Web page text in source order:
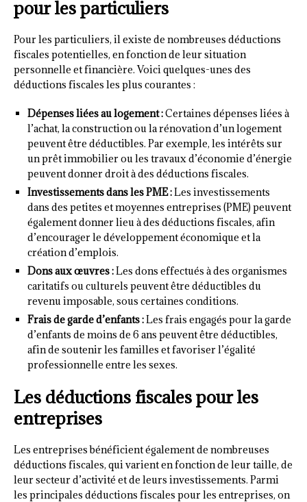
pour les particuliers
Pour les particuliers, il existe de nombreuses déductions
fiscales potentielles, en fonction de leur situation
personnelle et financière. Voici quelques-unes des
déductions fiscales les plus courantes :
Dépenses liées au logement :Certaines dépenses liées à
l’achat, la construction ou la rénovation d’un logement
peuvent être déductibles. Par exemple, les intérêts sur
un prêt immobilier ou les travaux d’économie d’énergie
peuvent donner droit à des déductions fiscales.
Investissements dans les PME :Les investissements
dans des petites et moyennes entreprises (PME) peuvent
également donner lieu à des déductions fiscales, afin
d’encourager le développement économique et la
création d’emplois.
Dons aux œuvres :Les dons effectués à des organismes
caritatifs ou culturels peuvent être déductibles du
revenu imposable, sous certaines conditions.
Frais de garde d’enfants :Les frais engagés pour la garde
d’enfants de moins de 6 ans peuvent être déductibles,
afin de soutenir les familles et favoriser l’égalité
professionnelle entre les sexes.
Les déductions fiscales pour les
entreprises
Les entreprises bénéficient également de nombreuses
déductions fiscales, qui varient en fonction de leur taille, de
leur secteur d’activité et de leurs investissements. Parmi
les principales déductions fiscales pour les entreprises, on